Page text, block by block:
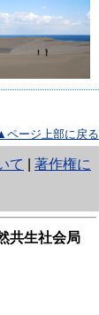
ページ上部に戻る
て
著作権に
共生社会局